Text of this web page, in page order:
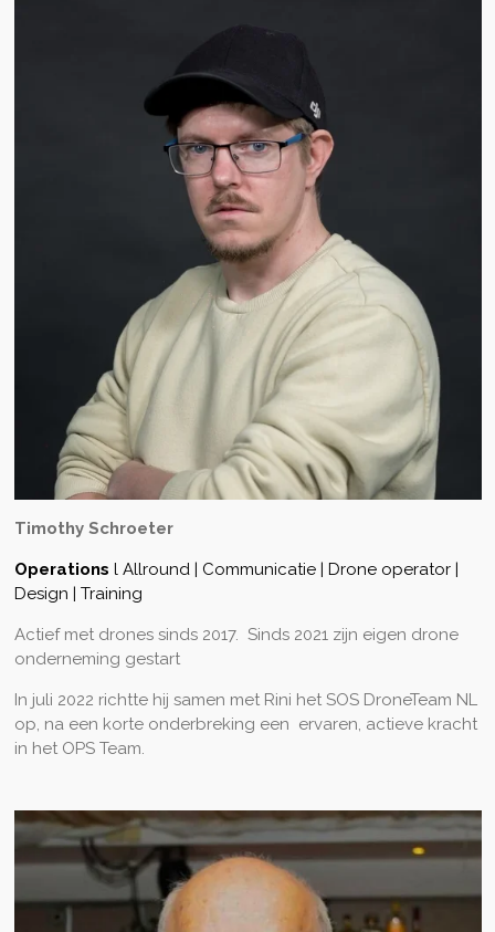
Timothy Schroeter
Operations l Allround | Communicatie | Drone operator |
Design | Training
Actief met drones sinds 2017. Sinds 2021 zijn eigen drone
onderneming gestart
In juli 2022 richtte hij samen met Rini het SOS DroneTeam NL
op, na een korte onderbreking een ervaren, actieve kracht
in het OPS Team.